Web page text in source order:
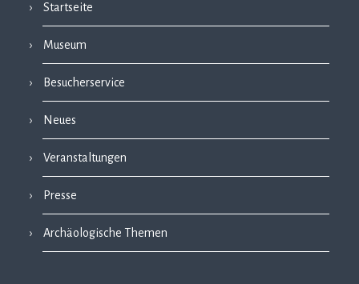
Startseite
Museum
Besucherservice
Neues
Veranstaltungen
Presse
Archäologische Themen